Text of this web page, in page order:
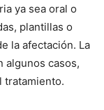
ya sea oral o
plantillas o
la afectación. La
algunos casos,
tratamiento.